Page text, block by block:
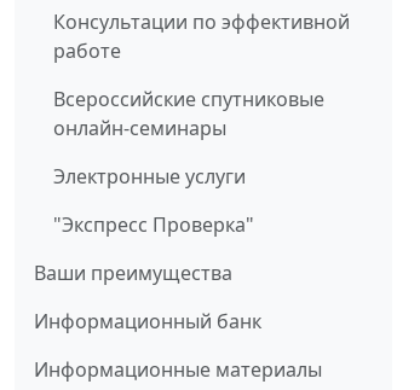
Консультации по эффективной
работе
Всероссийские спутниковые
онлайн-семинары
Электронные услуги
"Экспресс Проверка"
Ваши преимущества
Информационный банк
Информационные материалы